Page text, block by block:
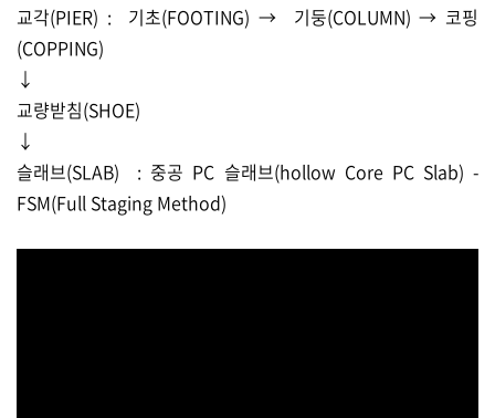
교각(PIER) : 기초(FOOTING) → 기둥(COLUMN) → 코핑
(COPPING)
↓
교량받침(SHOE)
↓
슬래브(SLAB) : 중공 PC 슬래브(hollow Core PC Slab) -
FSM(Full Staging Method)